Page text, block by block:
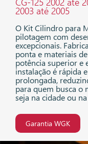
2003 até 2005
O Kit Cilindro para
pilotagem com
excepcionais.
ponta e materiais
potência superior e
instalação é rápida
prolongada,
para quem busca o
seja na cidade ou
Garantia WGK